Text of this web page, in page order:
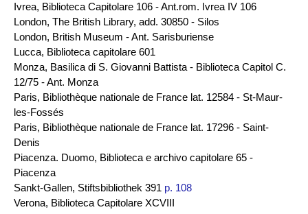
Ivrea, Biblioteca Capitolare 106 - Ant.rom. Ivrea IV 106
London, The British Library, add. 30850 - Silos
London, British Museum - Ant. Sarisburiense
Lucca, Biblioteca capitolare 601
Monza, Basilica di S. Giovanni Battista - Biblioteca Capitol C.
12/75 - Ant. Monza
Paris, Bibliothèque nationale de France lat. 12584 - St-Maur-
les-Fossés
Paris, Bibliothèque nationale de France lat. 17296 - Saint-
Denis
Piacenza. Duomo, Biblioteca e archivo capitolare 65 -
Piacenza
Sankt-Gallen, Stiftsbibliothek 391 p. 108
Verona, Biblioteca Capitolare XCVIII